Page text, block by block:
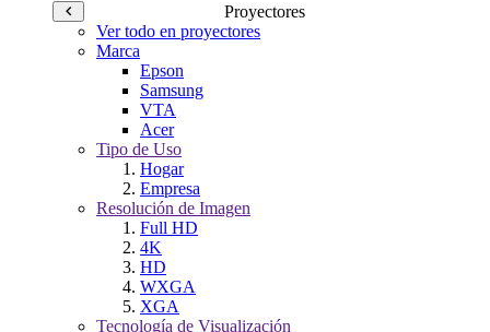
Proyectores
Ver todo en proyectores
Marca
Epson
Samsung
VTA
Acer
Tipo de Uso
Hogar
Empresa
Resolución de Imagen
Full HD
4K
HD
WXGA
XGA
Tecnología de Visualización